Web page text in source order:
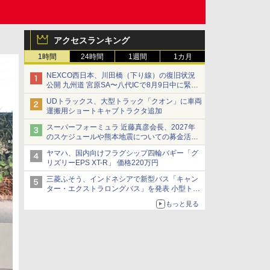
アクセスランキング
1時間 24時間 1週間 1カ月
NEXCO西日本、川田橋（下り線）の復旧状況
公開 九州道 宮原SA〜八代ICで8月9日中に緊急
車両を通行可能に
UDトラックス、大型トラック「クオン」に車両
運搬用ショートキャブトラクタ追加
スーパーフォーミュラ 近藤真彦会長、2027年
のスケジュールや熊本地震についての募金活動
を紹介
ヤマハ、国内向けフラグシップ四輪バギー「グ
リズリーEPS XT-R」 価格220万円
三菱ふそう、インドネシアで新型バス「キャン
ター・エクストラロングバス」を発表 小型トラ
ックベースの観光・旅客輸送向けバス
もっと見る